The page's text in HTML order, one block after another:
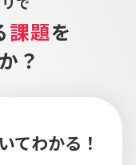
課題を
？
てわかる！